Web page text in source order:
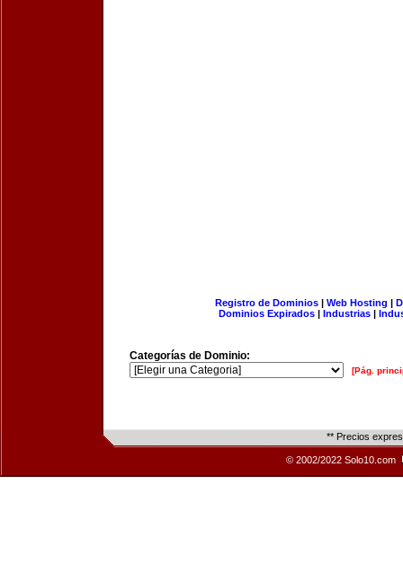
Registro de Dominios| Web Hosting |
Dominios Expirados | Industrias |
Categorías de Dominio:
[Pág.
** Precios
© 2002/2022 Solo10.com